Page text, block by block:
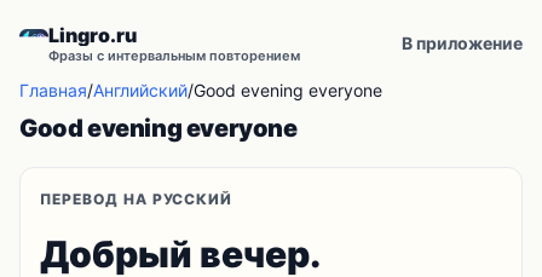
Lingro.ru
Фразы с интервальным повторением
В приложение
Главная/Английский/Good evening everyone
Good evening everyone
ПЕРЕВОД НА РУССКИЙ
Добрый вечер.